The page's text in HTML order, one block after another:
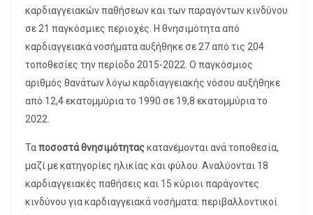
καρδιαγγειακών παθήσεων και των παραγόντων κινδύνου
σε 21 παγκόσμιες περιοχές. Η θνησιμότητα από
καρδιαγγειακά νοσήματα αυξήθηκε σε 27 από τις 204
τοποθεσίες την περίοδο 2015-2022. Ο παγκόσμιος
αριθμός θανάτων λόγω καρδιαγγειακής νόσου αυξήθηκε
από 12,4 εκατομμύρια το 1990 σε 19,8 εκατομμύρια το
2022.
Ταποσοστά θνησιμότηταςκατανέμονται ανά τοποθεσία,
μαζί με κατηγορίες ηλικίας και φύλου. Αναλύονται 18
καρδιαγγειακές παθήσεις και 15 κύριοι παράγοντες
κινδύνου για καρδιαγγειακά νοσήματα: περιβαλλοντικοί